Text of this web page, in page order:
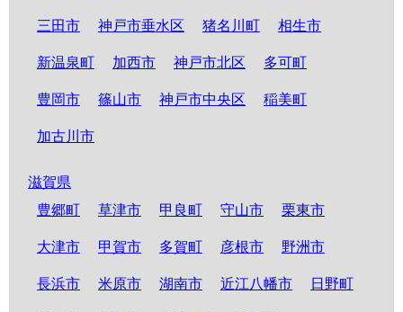
三田市 神戸市垂水区 猪名川町 相生市
新温泉町 加西市 神戸市北区 多可町
豊岡市 篠山市 神戸市中央区 稲美町
加古川市
滋賀県
豊郷町
草津市 甲良町 守山市 栗東市
大津市 甲賀市 多賀町 彦根市 野洲市
長浜市 米原市 湖南市 近江八幡市 日野町